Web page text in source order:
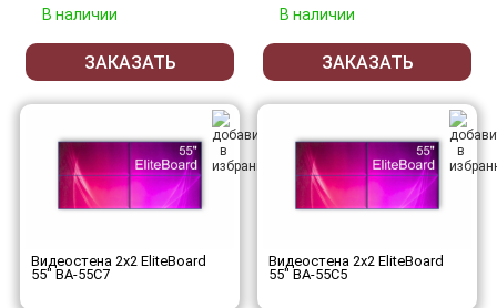
В наличии
ЗАКАЗАТЬ
В наличии
ЗАКАЗАТЬ
Видеостена 2x2 EliteBoard
55" BA-55C7
Видеостена 2x2 EliteBoard
55" BA-55C5